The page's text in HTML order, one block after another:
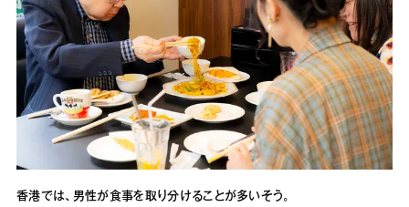
香港では、男性が食事を取り分けることが多いそう。